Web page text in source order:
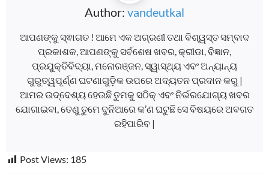
Author: vandeutkal
ଆପଣଙ୍କୁ ସ୍ଵାଗତ ! ଆମେ ଏକ ଅଗ୍ରଣୀ ତଥା ବିଶ୍ୱସ୍ତ ସମ୍ବାଦ
ପ୍ରକାଶକ, ଆପଣଙ୍କୁ ସର୍ବଶେଷ ଖବର, କ୍ରୀଡା, ବିଜ୍ଞାନ,
ପ୍ରଯୁକ୍ତିବିଦ୍ୟା, ମନୋରଞ୍ଜନ, ସ୍ୱାସ୍ଥ୍ୟ ଏବଂ ଅନ୍ୟାନ୍ୟ
ଗୁରୁତ୍ୱପୂର୍ଣ୍ଣ ଘଟଣାଗୁଡ଼ିକ ଉପରେ ଅଦ୍ୟତନ ପ୍ରଦାନ କରୁ |
ଆମର ଉଦ୍ଦେଶ୍ୟ ହେଉଛି ତୁମକୁ ସଠିକ୍ ଏବଂ ନିର୍ଭରଯୋଗ୍ୟ ଖବର
ଯୋଗାଇବା, ତେଣୁ ତୁମେ ଦୁନିଆରେ କ’ଣ ଘଟୁଛି ସେ ବିଷୟରେ ଅବଗତ
ରହିପାରିବ |
Post Views: 185